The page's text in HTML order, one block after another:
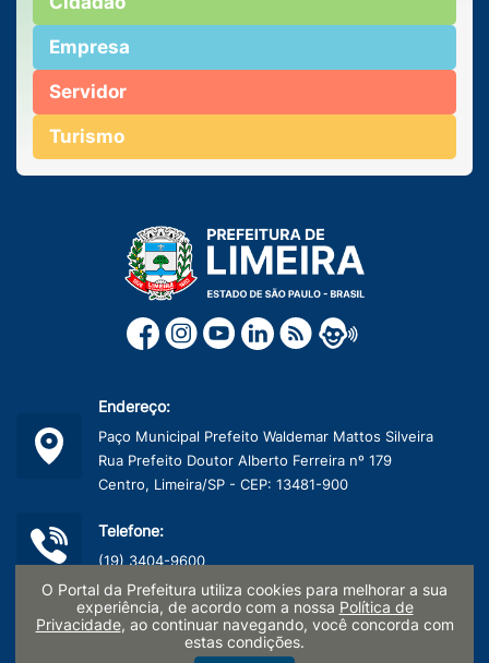
Empresa
Servidor
Turismo
Endereço:
Paço Municipal Prefeito Waldemar Mattos Silveira
Rua Prefeito Doutor Alberto Ferreira nº 179
Centro, Limeira/SP - CEP: 13481-900
Telefone:
(19) 3404-9600
CNPJ:
45.132.495/0001-40
O Portal da Prefeitura utiliza cookies para melhorar a sua
experiência, de acordo com a nossa Política de
Privacidade, ao continuar navegando, você concorda com
estas condições.